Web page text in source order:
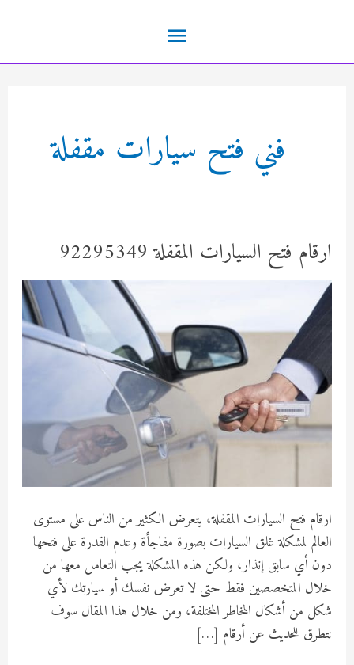
المحتوى
القائمة
الرئيسية
فني فتح سيارات مقفلة
ارقام فتح السيارات المقفلة 92295349
ارقام فتح السيارات المقفلة، يتعرض الكثير من الناس على مستوى
العالم لمشكلة غلق السيارات بصورة مفاجأة وعدم القدرة على فتحها
دون أي سابق إنذار، ولكن هذه المشكلة يجب التعامل معها من
خلال المتخصصين فقط حتى لا تعرض نفسك أو سيارتك لأي
شكل من أشكال المخاطر المختلفة، ومن خلال هذا المقال سوف
نتطرق للحديث عن أرقام […]